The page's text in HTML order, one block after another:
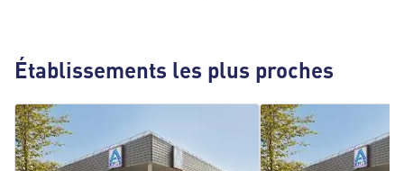
Établissements les plus proches